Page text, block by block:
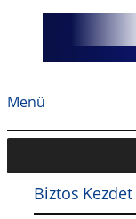
Menü
Biztos